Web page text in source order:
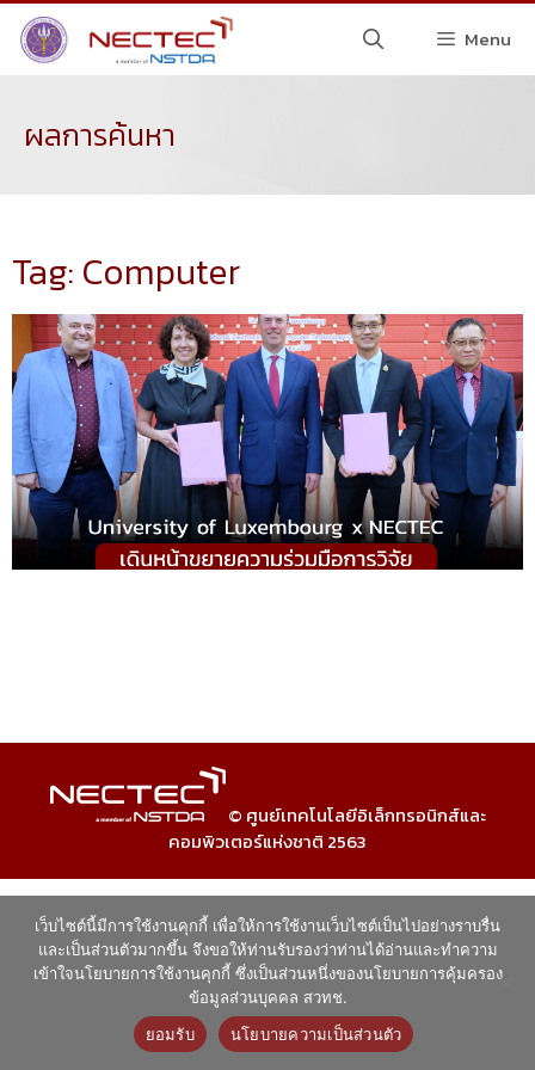
Menu
ผลการค้นหา
Tag: Computer
© ศูนย์เทคโนโลยีอิเล็กทรอนิกส์และ
คอมพิวเตอร์แห่งชาติ 2563
เว็บไซต์นี้มีการใช้งานคุกกี้ เพื่อให้การใช้งานเว็บไซต์เป็นไปอย่างราบรื่น
และเป็นส่วนตัวมากขึ้น จึงขอให้ท่านรับรองว่าท่านได้อ่านและทำความ
เข้าใจนโยบายการใช้งานคุกกี้ ซึ่งเป็นส่วนหนึ่งของนโยบายการคุ้มครอง
ข้อมูลส่วนบุคคล สวทช.
ยอมรับ
นโยบายความเป็นส่วนตัว